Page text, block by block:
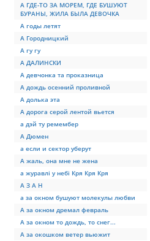
А ГДЕ-ТО ЗА МОРЕМ, ГДЕ БУШУЮТ
БУРАНЫ, ЖИЛА БЫЛА ДЕВОЧКА
А годы летят
А Городницкий
А гу гу
А ДАЛИНСКИ
А девчонка та проказница
А дождь осенний проливной
А долька эта
А дорога серой лентой вьется
а дэй ту ремембер
А Дюмен
а если и сектор уберут
А жаль, она мне не жена
а журавлі у небі Кря Кря Кря
А З А Н
а за окном бушуют молекулы любви
А за окном дремал февраль
А за окном то дождь, то снег...
А за окошком ветер вьюжит